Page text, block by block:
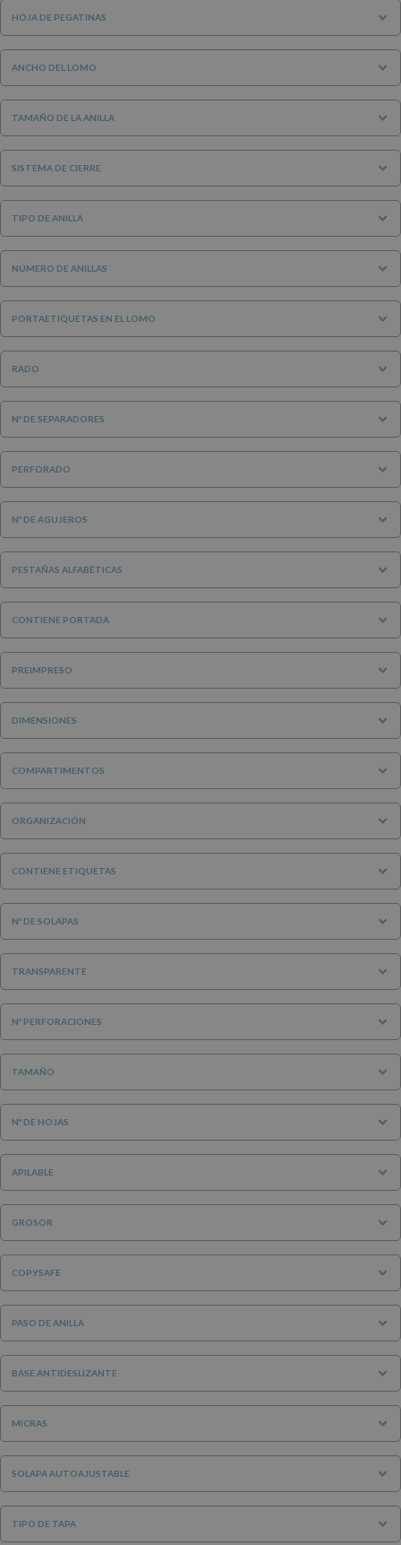
HOJA DE PEGATINAS
ANCHO DEL LOMO
TAMAÑO DE LA ANILLA
SISTEMA DE CIERRE
TIPO DE ANILLA
NÚMERO DE ANILLAS
PORTAETIQUETAS EN EL LOMO
RADO
Nº DE SEPARADORES
PERFORADO
Nº DE AGUJEROS
PESTAÑAS ALFABÉTICAS
CONTIENE PORTADA
PREIMPRESO
DIMENSIONES
COMPARTIMENTOS
ORGANIZACIÓN
CONTIENE ETIQUETAS
Nº DE SOLAPAS
TRANSPARENTE
Nº PERFORACIONES
TAMAÑO
Nº DE HOJAS
APILABLE
GROSOR
COPYSAFE
PASO DE ANILLA
BASE ANTIDESLIZANTE
MICRAS
SOLAPA AUTOAJUSTABLE
TIPO DE TAPA